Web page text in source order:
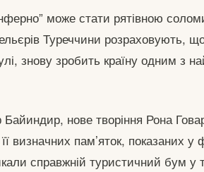
може стати рятівною
Туреччини розраховують,
знову зробить країну одним з
Байиндир, нове творіння Рона
визначних пам’яток, показаних у
справжній туристичний бум у